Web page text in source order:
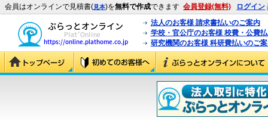
会員はオンラインで見積書(見本)を無料で作成できます 会員登録(無料) ログイン
法人のお客様 請求書払いのご案内
学校・官公庁のお客様 校費・公費
研究機関のお客様 科研費払いのご